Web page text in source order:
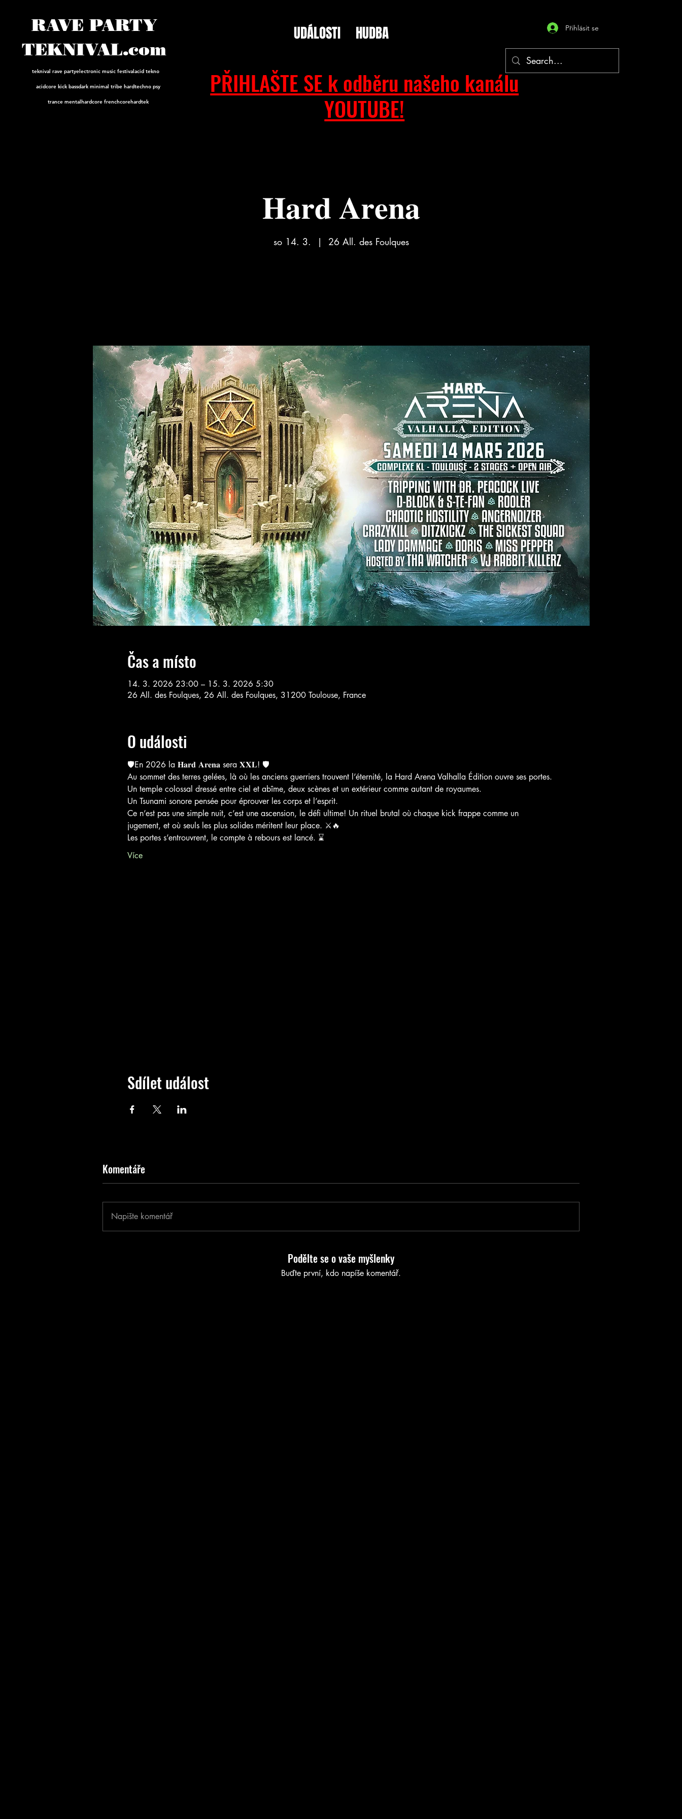
RAVE PARTY
TEKNIVAL.com
teknival rave partyelectronic music festivalacid tekno
acidcore kick bassdark minimal tribe hardtechno psy
trance mentalhardcore frenchcorehardtek
PŘIHLAŠTE SE k odběru našeho kanálu
YOUTUBE!
Přihlásit se
UDÁLOSTI HUDBA
𝐇𝐚𝐫𝐝 𝐀𝐫𝐞𝐧𝐚
so 14. 3.
  |
26 All. des Foulques
Čas a místo
14. 3. 2026 23:00 – 15. 3. 2026 5:30
26 All. des Foulques, 26 All. des Foulques, 31200 Toulouse, France
O události
🛡️En 2026 la 𝐇𝐚𝐫𝐝 𝐀𝐫𝐞𝐧𝐚 sera 𝐗𝐗𝐋! 🛡️
Au sommet des terres gelées, là où les anciens guerriers trouvent l’éternité, la Hard Arena Valhalla Édition ouvre ses portes.
Un temple colossal dressé entre ciel et abîme, deux scènes et un extérieur comme autant de royaumes.
Un Tsunami sonore pensée pour éprouver les corps et l’esprit.
Ce n’est pas une simple nuit, c’est une ascension, le défi ultime! Un rituel brutal où chaque kick frappe comme un
jugement, et où seuls les plus solides méritent leur place. ⚔️🔥
Les portes s’entrouvrent, le compte à rebours est lancé. ⌛️
Více
Sdílet událost
Komentáře
Napište komentář
Podělte se o vaše myšlenky
Buďte první, kdo napíše komentář.